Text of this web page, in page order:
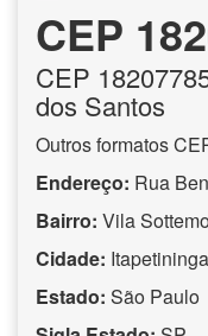
CEP
CEP
dos Santos
Outros formatos
Endereço: Rua
Bairro: Vila Sottemo
Cidade: Itapetininga
Estado: São Paulo